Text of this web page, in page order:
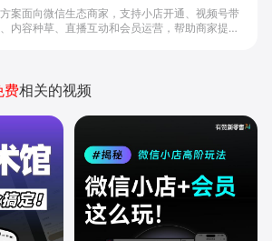
找有赞
案面向微信生态商家，支持小店开通、视频号带
内容种草、直播互动和会员运营，帮助商家提升
费相关的视频